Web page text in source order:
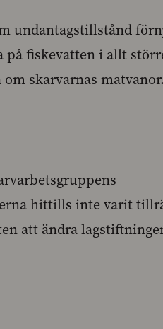
undantagstillstånd
på fiskevatten i allt
skarvarnas matvanor.
hittills inte varit
att ändra